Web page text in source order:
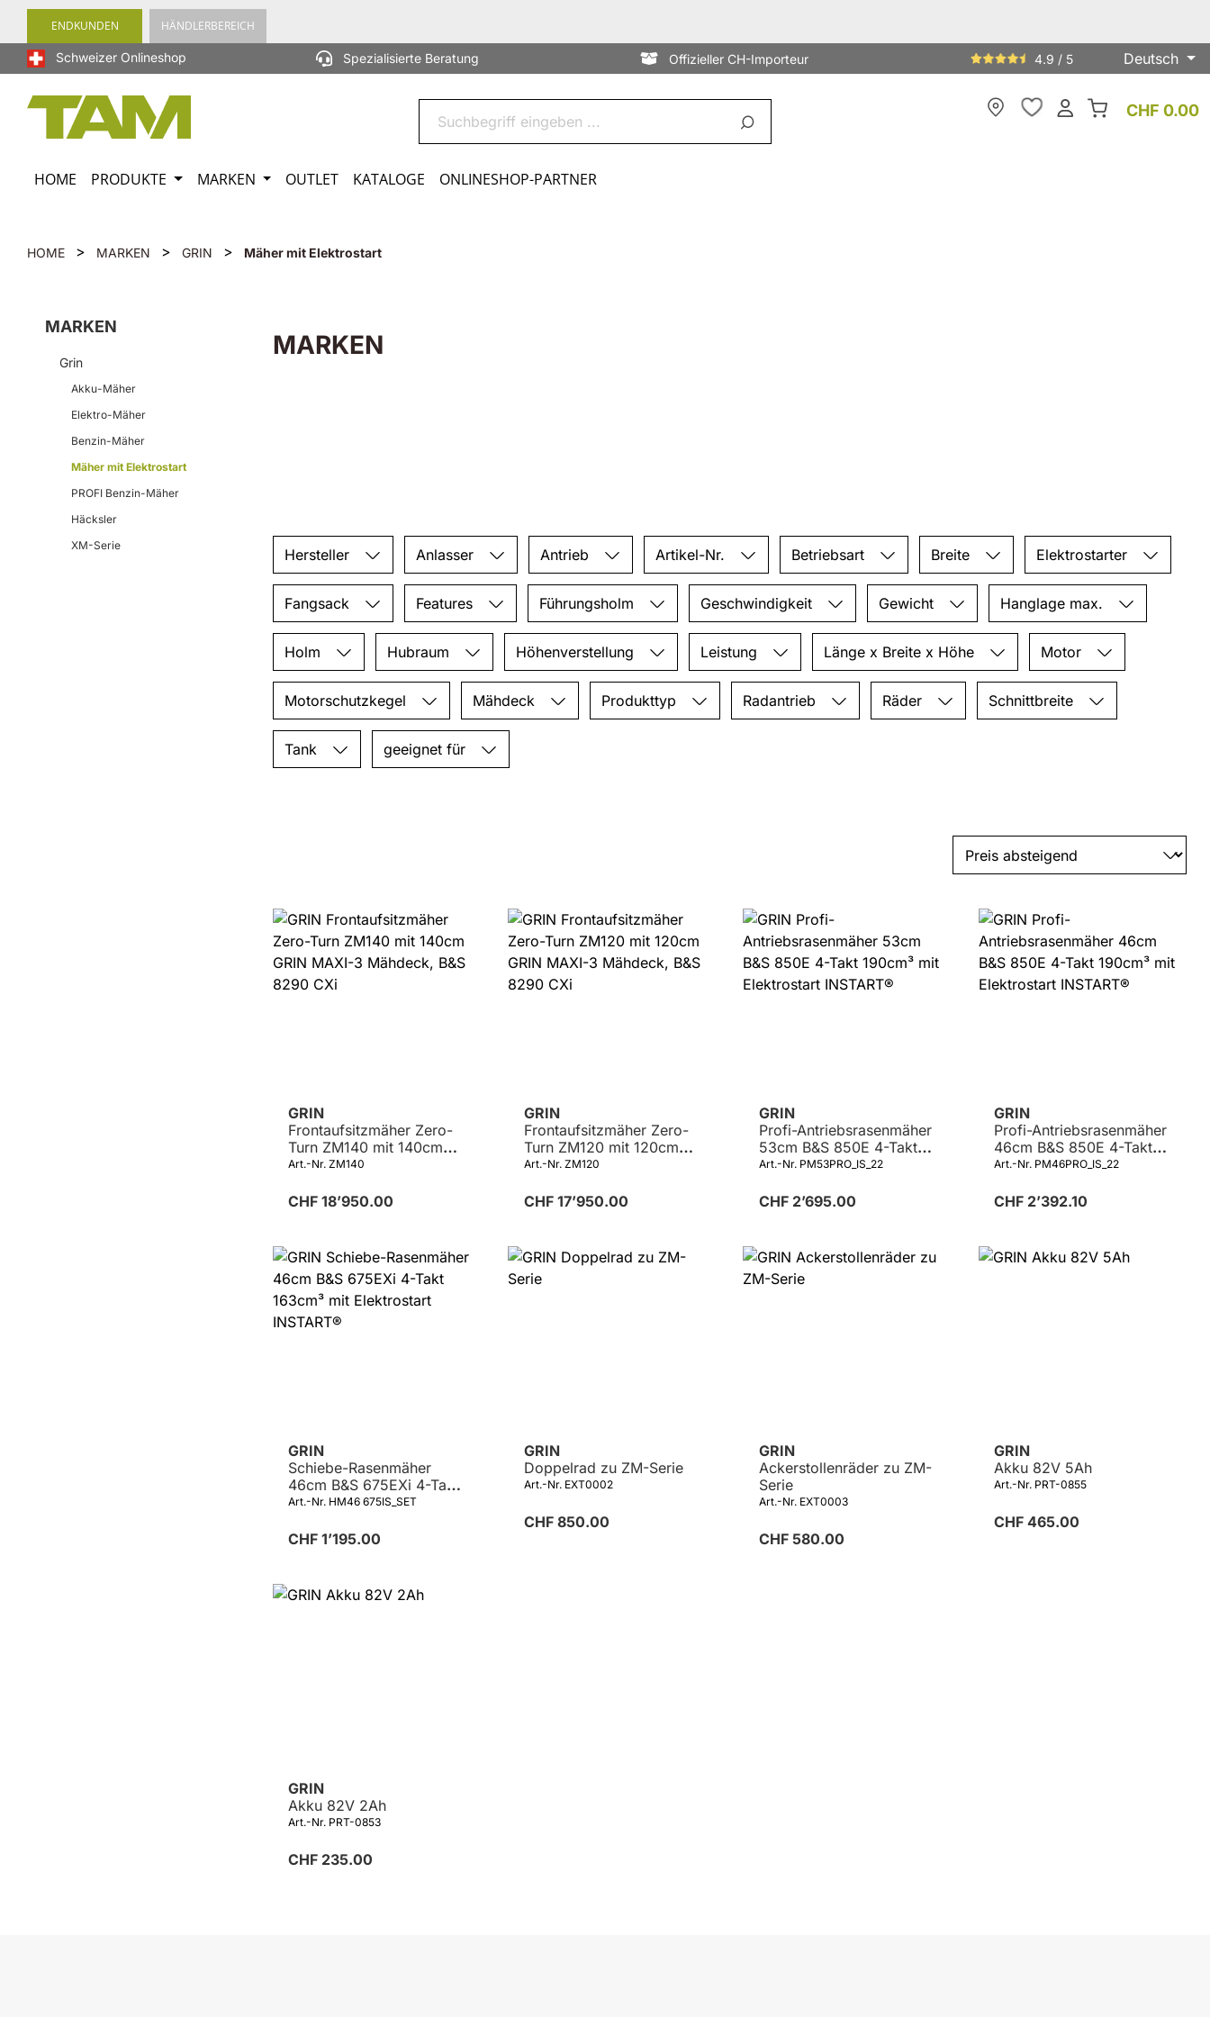
Zur Hauptnavigation springen
ENDKUNDEN HÄNDLERBEREICH
Schweizer Onlineshop Spezialisierte Beratung Offizieller CH-Importeur 4.9 / 5 Deutsch
CHF 0.00
HOME PRODUKTE MARKEN OUTLET KATALOGE ONLINESHOP-PARTNER
HOME > MARKEN > GRIN > Mäher mit Elektrostart
MARKEN
Grin
Akku-Mäher
Elektro-Mäher
Benzin-Mäher
Mäher mit Elektrostart
PROFI Benzin-Mäher
Häcksler
XM-Serie
MARKEN
Hersteller Anlasser Antrieb Artikel-Nr. Betriebsart Breite Elektrostarter
Fangsack Features Führungsholm Geschwindigkeit Gewicht Hanglage max.
Holm Hubraum Höhenverstellung Leistung Länge x Breite x Höhe Motor
Motorschutzkegel Mähdeck Produkttyp Radantrieb Räder Schnittbreite
Tank geeignet für
GRIN
Frontaufsitzmäher Zero-
Turn ZM140 mit 140cm
GRIN MAXI-3 Mähdeck,
Art.-Nr. ZM140
CHF 18’950.00
GRIN
Frontaufsitzmäher Zero-
Turn ZM120 mit 120cm
GRIN MAXI-3 Mähdeck,
Art.-Nr. ZM120
CHF 17’950.00
Details
GRIN
Profi-Antriebsrasenmäher
53cm B&S 850E 4-Takt
190cm³ mit Elektrostart
Art.-Nr. PM53PRO_IS_22
CHF 2’695.00
GRIN
Profi-Antriebsrasenmäher
46cm B&S 850E 4-Takt
190cm³ mit Elektrostart
Art.-Nr. PM46PRO_IS_22
CHF 2’392.10
Details
GRIN
Schiebe-Rasenmäher
46cm B&S 675EXi 4-Takt
163cm³ mit Elektrostart
Art.-Nr. HM46 675IS_SET
CHF 1’195.00
Details
GRIN
Doppelrad zu ZM-Serie
Art.-Nr. EXT0002
CHF 850.00
GRIN
Ackerstollenräder zu ZM-
Serie
Art.-Nr. EXT0003
CHF 580.00
GRIN
Akku 82V 5Ah
Art.-Nr. PRT-0855
CHF 465.00
GRIN
Akku 82V 2Ah
Art.-Nr. PRT-0853
CHF 235.00